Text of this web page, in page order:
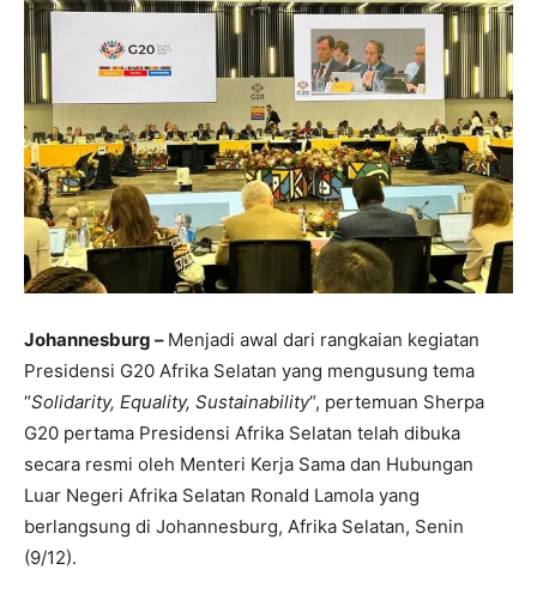
Johannesburg – Menjadi awal dari rangkaian kegiatan
Presidensi G20 Afrika Selatan yang mengusung tema
“Solidarity, Equality, Sustainability“, pertemuan Sherpa
G20 pertama Presidensi Afrika Selatan telah dibuka
secara resmi oleh Menteri Kerja Sama dan Hubungan
Luar Negeri Afrika Selatan Ronald Lamola yang
berlangsung di Johannesburg, Afrika Selatan, Senin
(9/12).